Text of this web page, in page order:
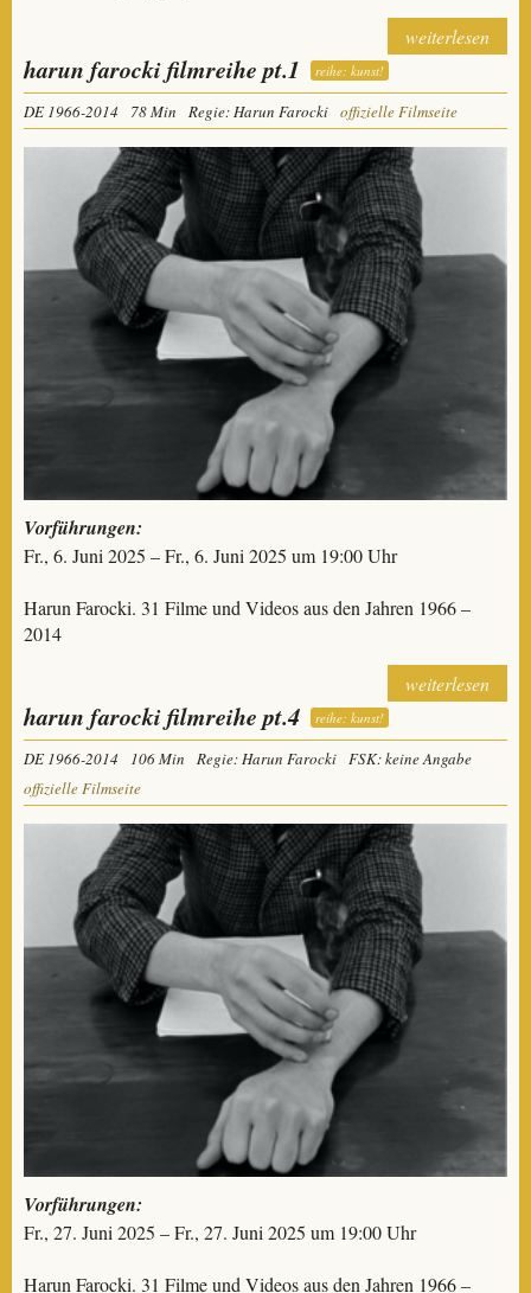
weiterlesen
harun farocki filmreihe pt.1 reihe: kunst!
DE 1966-2014 78 Min Regie: Harun Farocki offizielle Filmseite
Vorführungen:
Fr., 6. Juni 2025 – Fr., 6. Juni 2025 um 19:00 Uhr
Harun Farocki. 31 Filme und Videos aus den Jahren 1966 –
2014
weiterlesen
harun farocki filmreihe pt.4 reihe: kunst!
DE 1966-2014 106 Min Regie: Harun Farocki FSK: keine Angabe
offizielle Filmseite
Vorführungen:
Fr., 27. Juni 2025 – Fr., 27. Juni 2025 um 19:00 Uhr
Harun Farocki. 31 Filme und Videos aus den Jahren 1966 –